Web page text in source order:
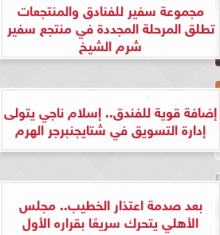
مجموعة سفير للفنادق والمنتجعات
تطلق المرحلة المجددة في منتجع سفير
شرم الشيخ
إضافة قوية للفندق.. إسلام ناجي يتولى
إدارة التسويق في شتايجنبرجر الهرم
بعد صدمة اعتذار الخطيب.. مجلس
الأهلي يتحرك سريعًا بقراره الأول